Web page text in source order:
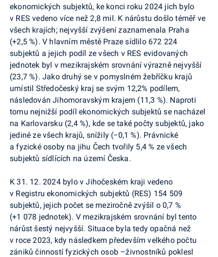
ekonomických subjektů, ke konci roku 2024 jich bylo
v RES vedeno více než 2,8 mil. K nárůstu došlo téměř ve
všech krajích; nejvyšší zvýšení zaznamenala Praha
(+2,5 %). V hlavním městě Praze sídlilo 672 224
subjektů a jejich podíl ze všech v RES evidovaných
jednotek byl v mezikrajském srovnání výrazně nejvyšší
(23,7 %). Jako druhý se v pomyslném žebříčku krajů
umístil Středočeský kraj se svým 12,2% podílem,
následován Jihomoravským krajem (11,3 %). Naproti
tomu nejnižší podíl ekonomických subjektů se nacházel
na Karlovarsku (2,4 %), kde se také počty subjektů, jako
jediné ze všech krajů, snížily (−0,1 %). Právnické
a fyzické osoby na jihu Čech tvořily 5,4 % ze všech
subjektů sídlících na území Česka.
K 31. 12. 2024 bylo v Jihočeském kraji vedeno
v Registru ekonomických subjektů (RES) 154 509
subjektů, jejich počet se meziročně zvýšil o 0,7 %
(+1 078 jednotek). V mezikrajském srovnání byl tento
nárůst šestý nejvyšší. Situace byla tedy opačná než
v roce 2023, kdy následkem především velkého počtu
zániků činností fyzických osob –živnostníků poklesl